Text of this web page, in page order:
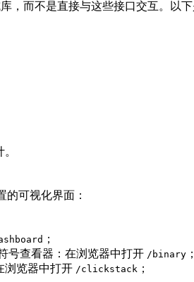
，而不是直接与这些接口交互。以
的可视化界面：
；
号查看器：在浏览器中打开 /binary ；
浏览器中打开 /clickstack ；